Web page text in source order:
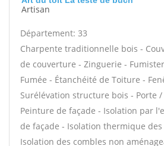
Artisan
Département: 33
Charpente traditionnelle bois -
de couverture - Zinguerie -
Fumée - Étanchéité de Toiture -
Surélévation structure bois - Porte /
Peinture de façade - Isolation par
de façade - Isolation thermique
Isolation des combles non